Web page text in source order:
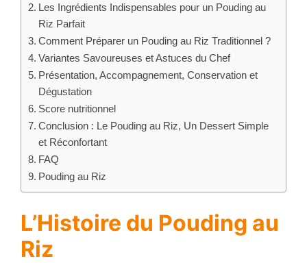
Les Ingrédients Indispensables pour un Pouding au
Riz Parfait
Comment Préparer un Pouding au Riz Traditionnel ?
Variantes Savoureuses et Astuces du Chef
Présentation, Accompagnement, Conservation et
Dégustation
Score nutritionnel
Conclusion : Le Pouding au Riz, Un Dessert Simple
et Réconfortant
FAQ
Pouding au Riz
L’Histoire du Pouding au
Riz